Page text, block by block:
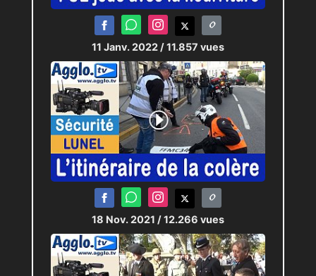
11 Janv. 2022 / 11.857 vues
18 Nov. 2021 / 12.266 vues